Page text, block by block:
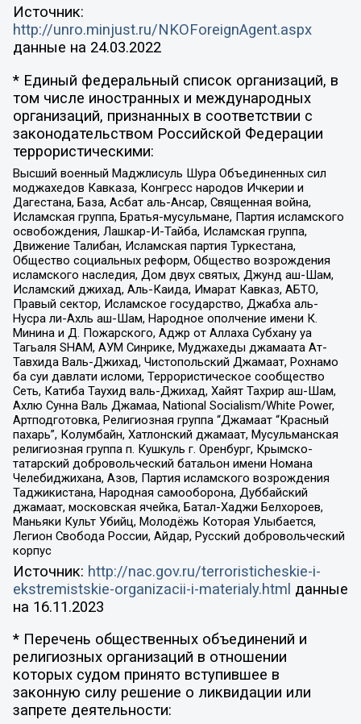
Источник:
http://unro.minjust.ru/NKOForeignAgent.aspx
данные на 24.03.2022
* Единый федеральный список организаций, в
том числе иностранных и международных
организаций, признанных в соответствии с
законодательством Российской Федерации
террористическими:
Высший военный Маджлисуль Шура Объединенных сил
моджахедов Кавказа, Конгресс народов Ичкерии и
Дагестана, База, Асбат аль-Ансар, Священная война,
Исламская группа, Братья-мусульмане, Партия исламского
освобождения, Лашкар-И-Тайба, Исламская группа,
Движение Талибан, Исламская партия Туркестана,
Общество социальных реформ, Общество возрождения
исламского наследия, Дом двух святых, Джунд аш-Шам,
Исламский джихад, Аль-Каида, Имарат Кавказ, АБТО,
Правый сектор, Исламское государство, Джабха аль-
Нусра ли-Ахль аш-Шам, Народное ополчение имени К.
Минина и Д. Пожарского, Аджр от Аллаха Субхану уа
Тагьаля SHAM, АУМ Синрике, Муджахеды джамаата Ат-
Тавхида Валь-Джихад, Чистопольский Джамаат, Рохнамо
ба суи давлати исломи, Террористическое сообщество
Сеть, Катиба Таухид валь-Джихад, Хайят Тахрир аш-Шам,
Ахлю Сунна Валь Джамаа, National Socialism/White Power,
Артподготовка, Религиозная группа “Джамаат “Красный
пахарь”, Колумбайн, Хатлонский джамаат, Мусульманская
религиозная группа п. Кушкуль г. Оренбург, Крымско-
татарский добровольческий батальон имени Номана
Челебиджихана, Азов, Партия исламского возрождения
Таджикистана, Народная самооборона, Дуббайский
джамаат, московская ячейка, Батал-Хаджи Белхороев,
Маньяки Культ Убийц, Молодёжь Которая Улыбается,
Легион Свобода России, Айдар, Русский добровольческий
корпус
Источник: http://nac.gov.ru/terroristicheskie-i-
ekstremistskie-organizacii-i-materialy.html данные
на 16.11.2023
* Перечень общественных объединений и
религиозных организаций в отношении
которых судом принято вступившее в
законную силу решение о ликвидации или
запрете деятельности: